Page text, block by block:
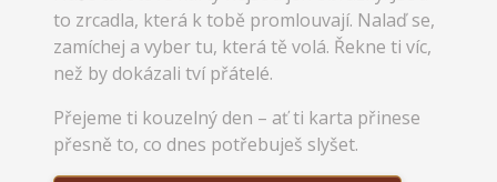
to zrcadla, která k tobě promlouvají. Nalaď se,
zamíchej a vyber tu, která tě volá. Řekne ti víc,
než by dokázali tví přátelé.
Přejeme ti kouzelný den – ať ti karta přinese
přesně to, co dnes potřebuješ slyšet.